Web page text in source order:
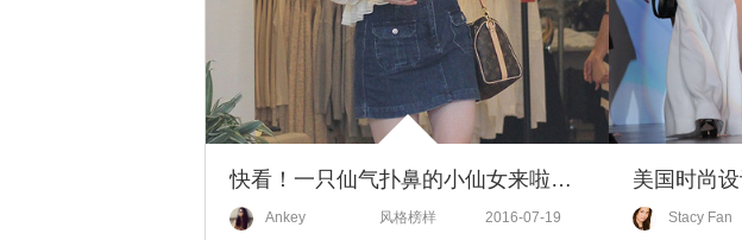
快看！一只仙气扑鼻的小仙女来啦，你抵抗得了吗？
Ankey 风格榜样 2016-07-19 Stacy Fan